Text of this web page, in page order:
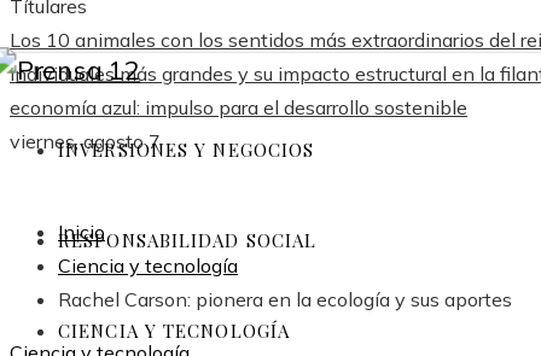
Títulares
Los 10 animales con los sentidos más extraordinarios del
individuales más grandes y su impacto estructural en la
economía azul: impulso para el desarrollo sostenible
viernes, agosto 7
INVERSIONES Y NEGOCIOS
RESPONSABILIDAD SOCIAL
CIENCIA Y TECNOLOGÍA
Inicio
Ciencia y tecnología
Rachel Carson: pionera en la ecología y sus aportes